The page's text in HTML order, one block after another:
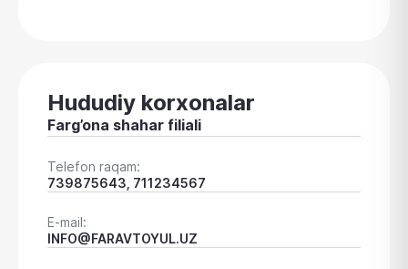
Hududiy korxonalar
Farg’ona shahar filiali
Telefon raqam:
739875643, 711234567
E-mail:
INFO@FARAVTOYUL.UZ